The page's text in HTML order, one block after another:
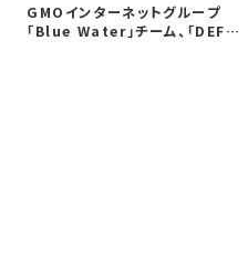
GMOインターネットグループ
「Blue Water」チーム、「DEF…